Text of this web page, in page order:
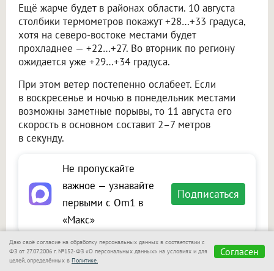
Ещё жарче будет в районах области. 10 августа
столбики термометров покажут +28…+33 градуса,
хотя на северо-востоке местами будет
прохладнее — +22…+27. Во вторник по региону
ожидается уже +29…+34 градуса.
При этом ветер постепенно ослабеет. Если
в воскресенье и ночью в понедельник местами
возможны заметные порывы, то 11 августа его
скорость в основном составит 2–7 метров
в секунду.
Не пропускайте
важное — узнавайте
первыми с Om1 в
«Макс»
Подписаться
Читайте также на портале Om1.ru
Даю своё согласие на обработку персональных данных в соответствии с
ФЗ от 27.07.2006 г. №152-ФЗ «О персональных данных» на условиях и для
целей, определённых в Политике.
Согласен